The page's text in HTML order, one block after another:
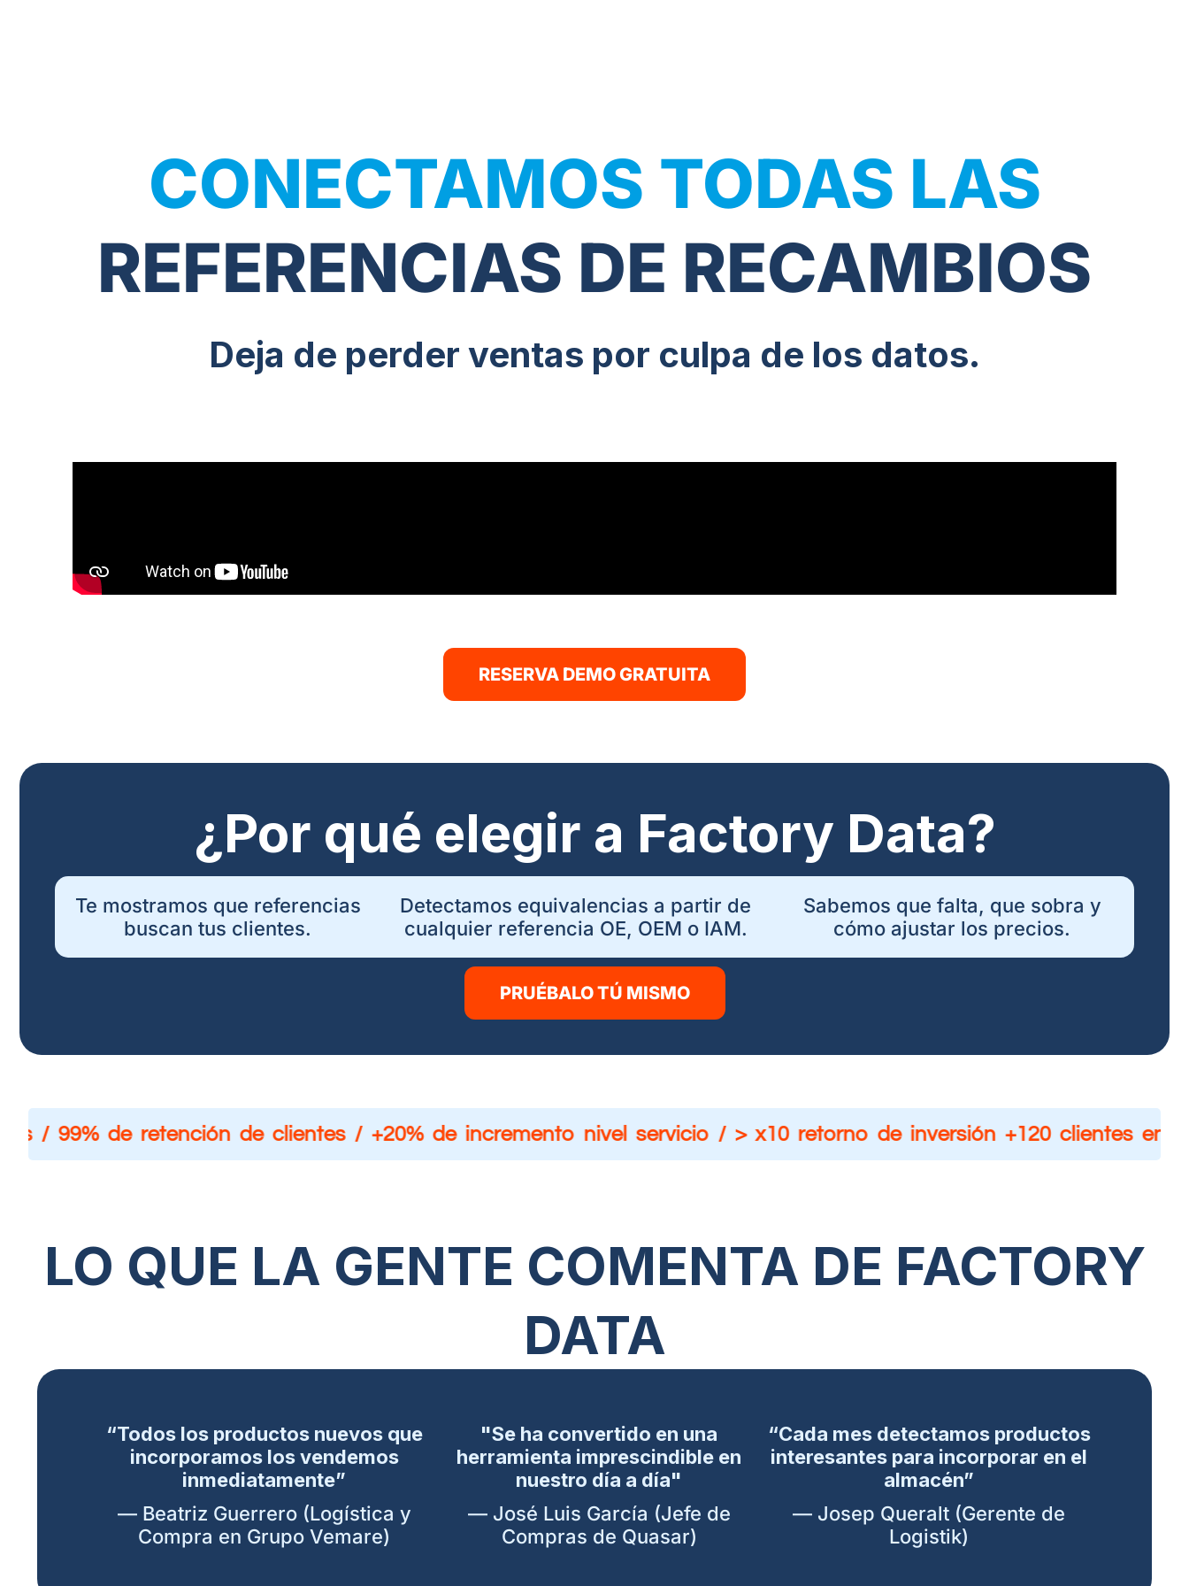
CONECTAMOS TODAS LAS
REFERENCIAS DE RECAMBIOS
Deja de perder ventas por culpa de los datos.
RESERVA DEMO GRATUITA
¿Por qué elegir a Factory Data?
Te mostramos que referencias
buscan tus clientes.
Detectamos equivalencias a partir de
cualquier referencia OE, OEM o IAM.
Sabemos que falta, que sobra y
cómo ajustar los precios.
PRUÉBALO TÚ MISMO
/ 99% de retención de clientes / +20% de incremento nivel servicio / > x10 retorno de inversión+120 clientes en
LO QUE LA GENTE COMENTA DE FACTORY
DATA
“Todos los productos nuevos que
incorporamos los vendemos
inmediatamente”
— Beatriz Guerrero (Logística y
Compra en Grupo Vemare)
"Se ha convertido en una
herramienta imprescindible en
nuestro día a día"
— José Luis García (Jefe de
Compras de Quasar)
“Cada mes detectamos productos
interesantes para incorporar en el
almacén”
— Josep Queralt (Gerente de
Logistik)